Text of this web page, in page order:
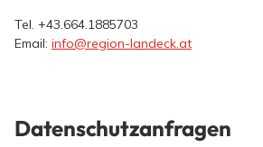
Tel. +43.664.1885703
Email: info@region-landeck.at
Datenschutzanfragen